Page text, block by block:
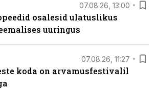
07.08.26, 13:00
osalesid ulatuslikus
uuringus
07.08.26, 11:27
koda on arvamusfestivalil